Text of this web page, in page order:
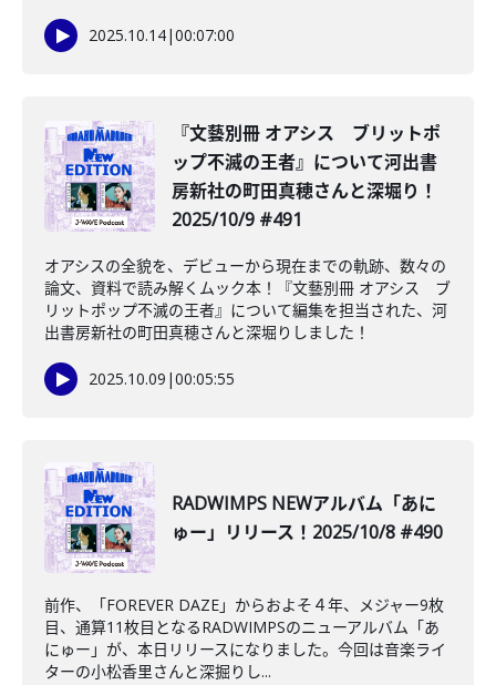
2025.10.14|00:07:00
『文藝別冊 オアシス ブリットポ
ップ不滅の王者』について河出書
房新社の町田真穂さんと深堀り！
2025/10/9 #491
オアシスの全貌を、デビューから現在までの軌跡、数々の
論文、資料で読み解くムック本！『文藝別冊 オアシス ブ
リットポップ不滅の王者』について編集を担当された、河
出書房新社の町田真穂さんと深堀りしました！
2025.10.09 |00:05:55
RADWIMPS NEWアルバム「あに
ゅー」リリース！2025/10/8 #490
前作、「FOREVER DAZE」からおよそ４年、メジャー9枚
目、通算11枚目となるRADWIMPSのニューアルバム「あ
にゅー」が、本日リリースになりました。今回は音楽ライ
ターの小松香里さんと深掘りし...